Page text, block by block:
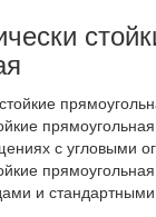
с угловыми
и